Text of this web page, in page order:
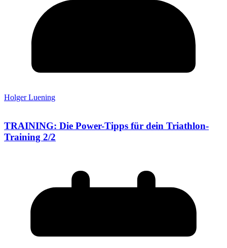
Holger Luening
TRAINING: Die Power-Tipps für dein Triathlon-
Training 2/2